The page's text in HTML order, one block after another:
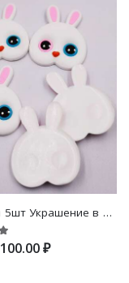
Женский 5шт Украшение в форме кролика милый DIY волос для
100.00 ₽